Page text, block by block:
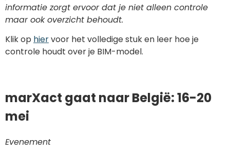
informatie zorgt ervoor dat je niet alleen controle
maar ook overzicht behoudt.
Klik op hiervoor het volledige stuk en leer hoe je
controle houdt over je BIM-model.
marXact gaat naar België: 16-20
mei
Evenement